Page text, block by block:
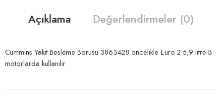
Açıklama Değerlendirmeler (0)
Cummins Yakıt Besleme Borusu 3863428 öncelikle Euro 2 5,9 litre B
motorlarda kullanılır.